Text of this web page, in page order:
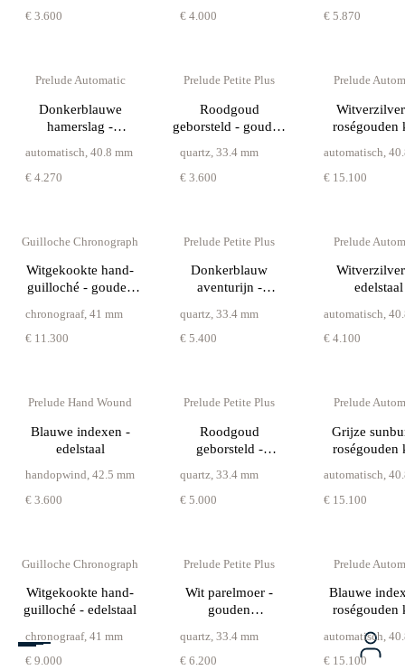
€ 3.600
€ 4.000
€ 5.870
Prelude Automatic
Donkerblauwe
hamerslag -
automatisch, 40.8 mm
€ 4.270
Prelude Petite Plus
Roodgoud
geborsteld - gouden
quartz, 33.4 mm
€ 3.600
Prelude
roségouden
automatisch,
€ 15.100
Guilloche Chronograph
Witgekookte hand-
guilloché - gouden
chronograaf, 41 mm
€ 11.300
Prelude Petite Plus
Donkerblauw
aventurijn -
quartz 33.4 mm
€ 5.400
Prelude
edelstaal
automatisch
€ 4.100
Prelude Hand Wound
Blauwe indexen -
edelstaal
handopwind, 42.5 mm
€ 3.600
Prelude Petite Plus
Roodgoud
geborsteld -
quartz, 33.4 mm
€ 5.000
Prelude
Grijze
roségouden
automatisch,
€ 15.100
Guilloche Chronograph
Witgekookte hand-
guilloché - edelstaal
chronograaf, 41 mm
€ 9.000
Prelude Petite Plus
Wit parelmoer -
gouden
quartz 33.4 mm
€ 6.200
Prelude
Blauwe
roségouden
automatisch
€ 15.100